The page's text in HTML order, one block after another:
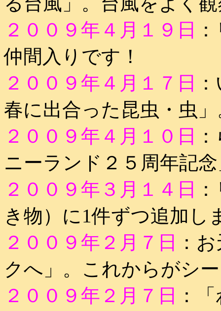
２００９年４月１９日
仲間入りです！
２００９年４月１７日
春に出合った昆虫・虫
２００９年４月１０日
ニーランド２５周年記
２００９年３月１４日
き物）に1件ずつ追加し
２００９年２月７日
：
クへ」。これからがシ
２００９年２月７日
：